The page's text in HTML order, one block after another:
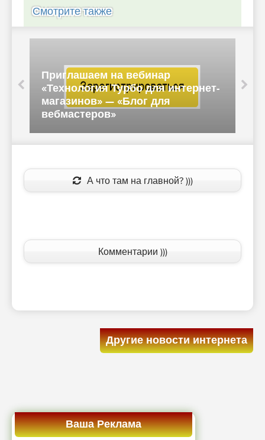
Смотрите также
Персональное предложение: как
рекомендации Турбо-страниц
помогают продавать — «Блог для
вебмастеров»
А что там на главной? )))
Комментарии )))
Другие новости интернета
Ваша Реклама